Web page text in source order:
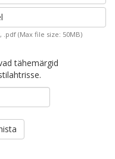
(Max file size: 50MB)
tähemärgid